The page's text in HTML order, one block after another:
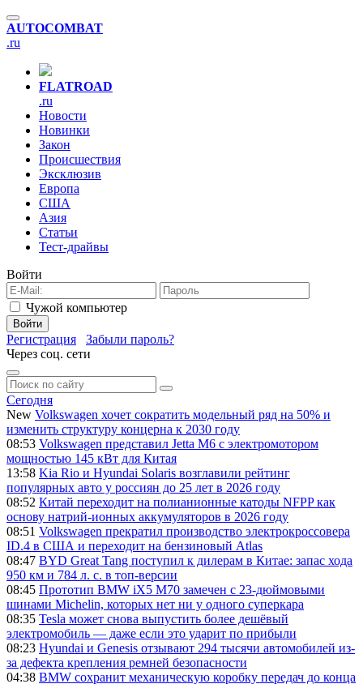
AUTOCOMBAT
.ru
FLATROAD
.ru
Новости
Новинки
Закон
Происшествия
Эксклюзив
Европа
США
Азия
Статьи
Тест-драйвы
Войти
Чужой компьютер
Войти
Регистрация
Забыли пароль?
Через соц. сети
Сегодня
New Volkswagen хочет сократить модельный ряд на 50% и
изменить структуру концерна к 2030 году
08:53 Volkswagen представил Jetta M6 с электромотором
мощностью 145 кВт для Китая
13:58 Kia Rio и Hyundai Solaris возглавили рейтинг
популярных авто у россиян до 25 лет в 2026 году
08:52 Китай переходит на полианионные катоды NFPP как
основу натрий-ионных аккумуляторов в 2026 году
08:51 Volkswagen прекратил производство электрокроссовера
ID.4 в США и переходит на бензиновый Atlas
08:47 BYD Great Tang поступил к дилерам в Китае: запас хода
950 км и 784 л. с. в топ-версии
08:45 Прототип BMW iX5 M70 замечен с 23-дюймовыми
шинами Michelin, которых нет ни у одного суперкара
08:35 Tesla может снова выпустить более дешёвый
электромобиль — даже если это ударит по прибыли
08:23 Hyundai и Genesis отзывают 294 тысячи автомобилей из-
за дефекта крепления ремней безопасности
04:38 BMW сохранит механическую коробку передач до конца